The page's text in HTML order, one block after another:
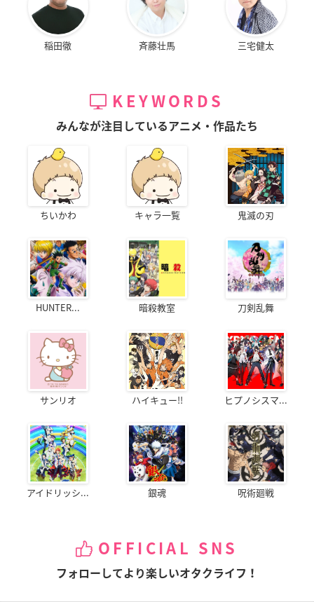
稲田徹 斉藤壮馬 三宅健太
KEYWORDS
みんなが注目しているアニメ・作品たち
ちいかわ キャラ一覧 鬼滅の刃
HUNTER... 暗殺教室 刀剣乱舞
サンリオ ハイキュー!! ヒプノシスマ...
アイドリッシ... 銀魂 呪術廻戦
OFFICIAL SNS
フォローしてより楽しいオタクライフ！